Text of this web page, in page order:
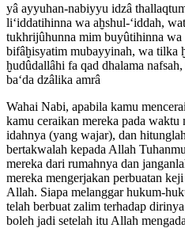
yâ ayyuhan-nabiyyu idzâ
li‘iddatihinna wa aḫshul-‘iddah,
tukhrijûhunna mim buyûtihinna
bifâḫisyatim mubayyinah, wa tilka
ḫudûdallâhi fa qad dhalama
ba‘da dzâlika amrâ
Wahai Nabi, apabila kamu
kamu ceraikan mereka pada waktu
idahnya (yang wajar), dan
bertakwalah kepada Allah
mereka dari rumahnya dan
mereka mengerjakan perbuatan
Allah. Siapa melanggar hukum-
telah berbuat zalim terhadap
boleh jadi setelah itu Allah